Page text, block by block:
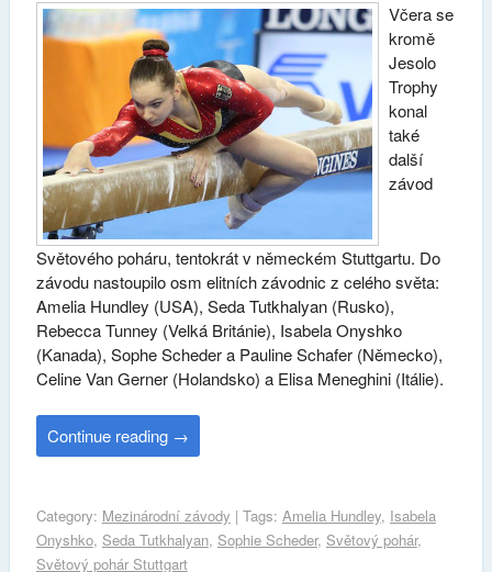
Včera se
kromě
Jesolo
Trophy
konal
také
další
závod
Světového poháru, tentokrát v německém Stuttgartu. Do
závodu nastoupilo osm elitních závodnic z celého světa:
Amelia Hundley (USA), Seda Tutkhalyan (Rusko),
Rebecca Tunney (Velká Británie), Isabela Onyshko
(Kanada), Sophe Scheder a Pauline Schafer (Německo),
Celine Van Gerner (Holandsko) a Elisa Meneghini (Itálie).
Continue reading →
Category: Mezinárodní závody | Tags: Amelia Hundley, Isabela
Onyshko, Seda Tutkhalyan, Sophie Scheder, Světový pohár,
Světový pohár Stuttgart